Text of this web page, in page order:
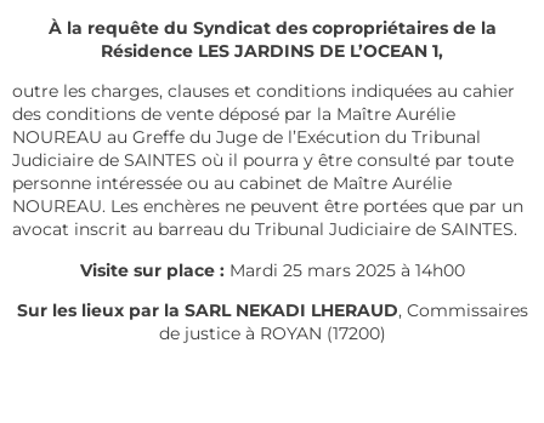
À la requête du Syndicat des copropriétaires de la
Résidence LES JARDINS DE L’OCEAN 1,
outre les charges, clauses et conditions indiquées au cahier
des conditions de vente déposé par la Maître Aurélie
NOUREAU au Greffe du Juge de l’Exécution du Tribunal
Judiciaire de SAINTES où il pourra y être consulté par toute
personne intéressée ou au cabinet de Maître Aurélie
NOUREAU. Les enchères ne peuvent être portées que par un
avocat inscrit au barreau du Tribunal Judiciaire de SAINTES.
Visite sur place : Mardi 25 mars 2025 à 14h00
Sur les lieux par la SARL NEKADI LHERAUD, Commissaires
de justice à ROYAN (17200)